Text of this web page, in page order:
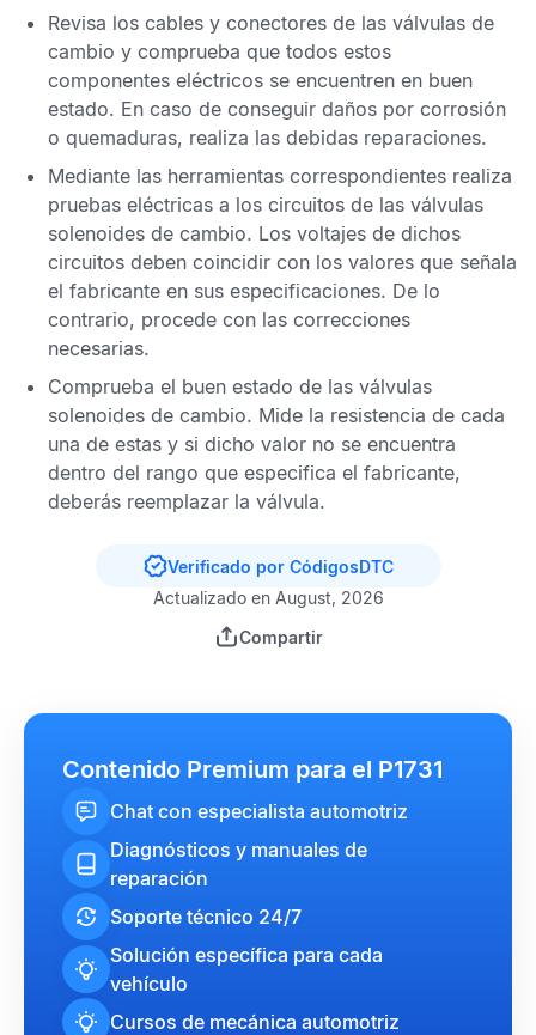
Revisa los cables y conectores de las válvulas de
cambio y comprueba que todos estos
componentes eléctricos se encuentren en buen
estado. En caso de conseguir daños por corrosión
o quemaduras, realiza las debidas reparaciones.
Mediante las herramientas correspondientes realiza
pruebas eléctricas a los circuitos de las válvulas
solenoides de cambio. Los voltajes de dichos
circuitos deben coincidir con los valores que señala
el fabricante en sus especificaciones. De lo
contrario, procede con las correcciones
necesarias.
Comprueba el buen estado de las válvulas
solenoides de cambio. Mide la resistencia de cada
una de estas y si dicho valor no se encuentra
dentro del rango que especifica el fabricante,
deberás reemplazar la válvula.
Verificado por CódigosDTC
Actualizado en August, 2026
Compartir
Contenido Premium para el P1731
Chat con especialista automotriz
Diagnósticos y manuales de
reparación
Soporte técnico 24/7
Solución específica para cada
vehículo
Cursos de mecánica automotriz